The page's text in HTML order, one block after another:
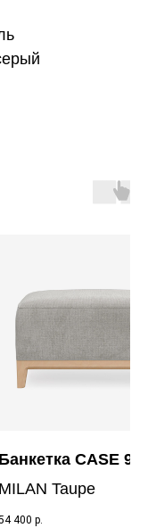
Банкетка CASE
MILAN Taupe
400 р.